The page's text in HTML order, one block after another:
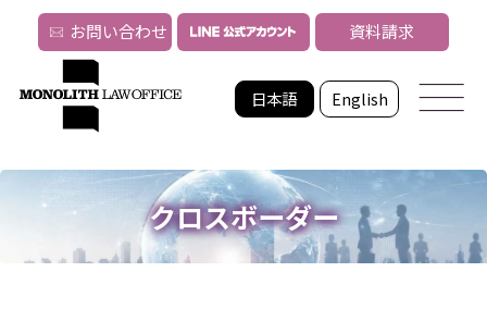
日本語 English
お問い合わせ 資料請求
クロスボーダー